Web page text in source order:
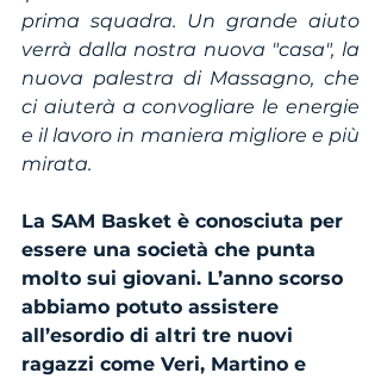
prima squadra. Un grande aiuto
verrà dalla nostra nuova "casa", la
nuova palestra di Massagno, che
ci aiuterà a convogliare le energie
e il lavoro in maniera migliore e più
mirata.
La SAM Basket è conosciuta per
essere una società che punta
molto sui giovani. L’anno scorso
abbiamo potuto assistere
all’esordio di altri tre nuovi
ragazzi come Veri, Martino e